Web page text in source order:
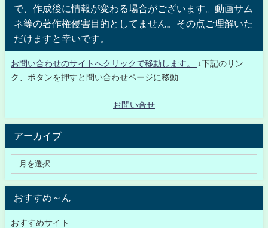
で、作成後に情報が変わる場合がございます。動画サム
ネ等の著作権侵害目的としてません。その点ご理解いた
だけますと幸いです。
お問い合わせのサイトへクリックで移動します。
↓下記のリン
ク、ボタンを押すと問い合わせページに移動
お問い合せ
アーカイブ
おすすめ～ん
おすすめサイト